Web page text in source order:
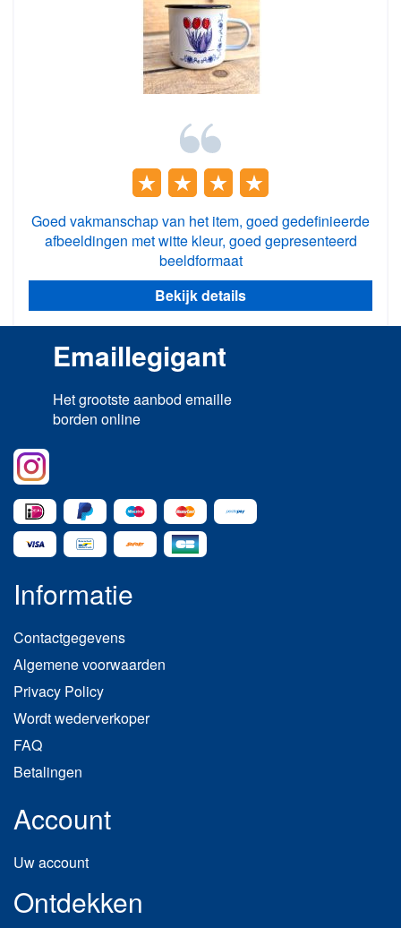
Goed vakmanschap van het item, goed gedefinieerde
afbeeldingen met witte kleur, goed gepresenteerd
beeldformaat
Bekijk details
Emaillegigant
Het grootste aanbod emaille
borden online
Informatie
Contactgegevens
Algemene voorwaarden
Privacy Policy
Wordt wederverkoper
FAQ
Betalingen
Account
Uw account
Ontdekken